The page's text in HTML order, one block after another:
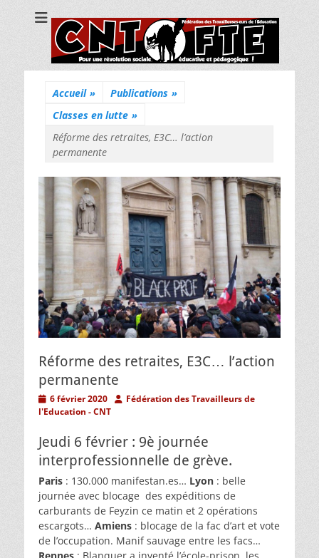
CNT Fédération
des
Travailleuses/eurs
Pour une révolution sociale, éducative et pédagogique !
Accueil » Publications »
Classes en lutte »
Réforme des retraites, E3C… l’action
permanente
Réforme des retraites, E3C… l’action
permanente
Posted
on
6 février 2020 AuthorFédération des Travailleurs de
l'Education - CNT
Jeudi 6 février : 9è journée
interprofessionnelle de grève.
Paris : 130.000 manifestan.es… Lyon : belle
journée avec blocage des expéditions de
carburants de Feyzin ce matin et 2 opérations
escargots… Amiens : blocage de la fac d’art et vote
de l’occupation. Manif sauvage entre les facs…